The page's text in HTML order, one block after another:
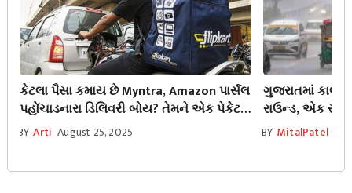
કેટલા પૈસા કમાય છે Myntra, Amazon પાર્સલ
પહોંચાડનારા ડિલિવરી બોય? તેમને એક પેકેટ
માટે આટલા પૈસા મળે છે
BY Arti August 25, 2025
ગુજરાતમાં
રાઉન્ડ, એક
થતા હવામાન
BY MitalPatel